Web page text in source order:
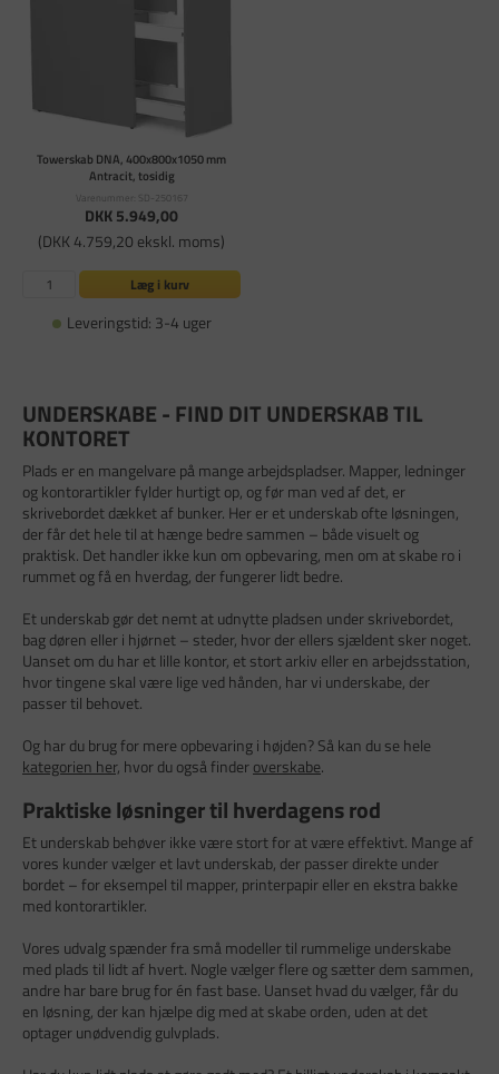
Towerskab DNA, 400x800x1050 mm
Antracit, tosidig
Varenummer: SD-250167
DKK 5.949,00
(DKK 4.759,20 ekskl. moms)
Læg i kurv
Leveringstid: 3-4 uger
UNDERSKABE - FIND DIT UNDERSKAB TIL
KONTORET
Plads er en mangelvare på mange arbejdspladser. Mapper, ledninger
og kontorartikler fylder hurtigt op, og før man ved af det, er
skrivebordet dækket af bunker. Her er et underskab ofte løsningen,
der får det hele til at hænge bedre sammen – både visuelt og
praktisk. Det handler ikke kun om opbevaring, men om at skabe ro i
rummet og få en hverdag, der fungerer lidt bedre.
Et underskab gør det nemt at udnytte pladsen under skrivebordet,
bag døren eller i hjørnet – steder, hvor der ellers sjældent sker noget.
Uanset om du har et lille kontor, et stort arkiv eller en arbejdsstation,
hvor tingene skal være lige ved hånden, har vi underskabe, der
passer til behovet.
Og har du brug for mere opbevaring i højden? Så kan du se hele
kategorien her, hvor du også finderoverskabe.
Praktiske løsninger til hverdagens rod
Et underskab behøver ikke være stort for at være effektivt. Mange af
vores kunder vælger et lavt underskab, der passer direkte under
bordet – for eksempel til mapper, printerpapir eller en ekstra bakke
med kontorartikler.
Vores udvalg spænder fra små modeller til rummelige underskabe
med plads til lidt af hvert. Nogle vælger flere og sætter dem sammen,
andre har bare brug for én fast base. Uanset hvad du vælger, får du
en løsning, der kan hjælpe dig med at skabe orden, uden at det
optager unødvendig gulvplads.